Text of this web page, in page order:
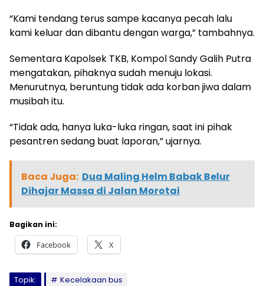
“Kami tendang terus sampe kacanya pecah lalu
kami keluar dan dibantu dengan warga,” tambahnya.
Sementara Kapolsek TKB, Kompol Sandy Galih Putra
mengatakan, pihaknya sudah menuju lokasi.
Menurutnya, beruntung tidak ada korban jiwa dalam
musibah itu.
“Tidak ada, hanya luka-luka ringan, saat ini pihak
pesantren sedang buat laporan,” ujarnya.
Baca Juga: Dua Maling Helm Babak Belur
Dihajar Massa di Jalan Morotai
Bagikan ini:
Facebook X
Topik: Kecelakaan bus